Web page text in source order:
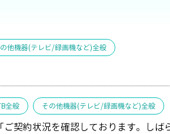
他機器(テレビ/録画機など)全般
全般 その他機器(テレビ/録画機など)全般
契約状況を確認しております。し